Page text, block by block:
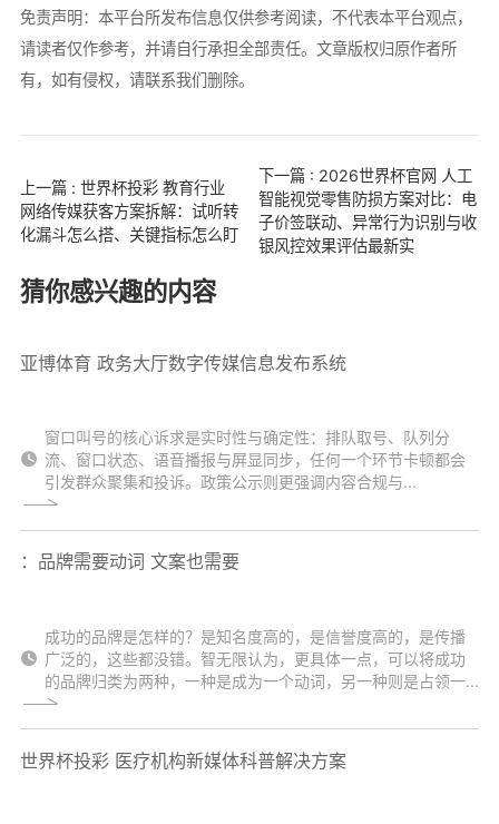
免责声明：本平台所发布信息仅供参考阅读，不代表本平台观点，
请读者仅作参考，并请自行承担全部责任。文章版权归原作者所
有，如有侵权，请联系我们删除。
上一篇 : 世界杯投彩 教育行业
网络传媒获客方案拆解：试听转
化漏斗怎么搭、关键指标怎么盯
下一篇 : 2026世界杯官网 人工
智能视觉零售防损方案对比：电
子价签联动、异常行为识别与收
银风控效果评估最新实
猜你感兴趣的内容
亚博体育 政务大厅数字传媒信息发布系统
窗口叫号的核心诉求是实时性与确定性：排队取号、队列分
流、窗口状态、语音播报与屏显同步，任何一个环节卡顿都会
引发群众聚集和投诉。政策公示则更强调内容合规与...
：品牌需要动词 文案也需要
成功的品牌是怎样的？是知名度高的，是信誉度高的，是传播
广泛的，这些都没错。智无限认为，更具体一点，可以将成功
的品牌归类为两种，一种是成为一个动词，另一种则是占领一...
世界杯投彩 医疗机构新媒体科普解决方案